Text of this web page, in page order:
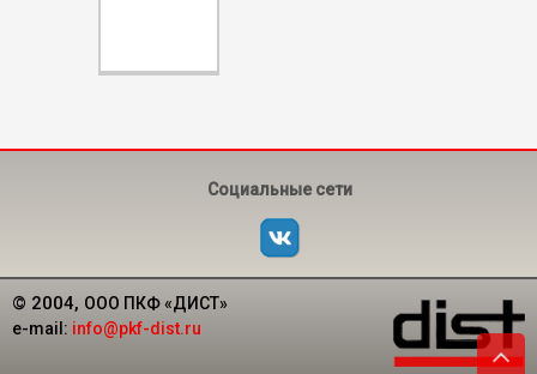
Социальные сети
© 2004, ООО ПКФ «ДИСТ»
e-mail: info@pkf-dist.ru